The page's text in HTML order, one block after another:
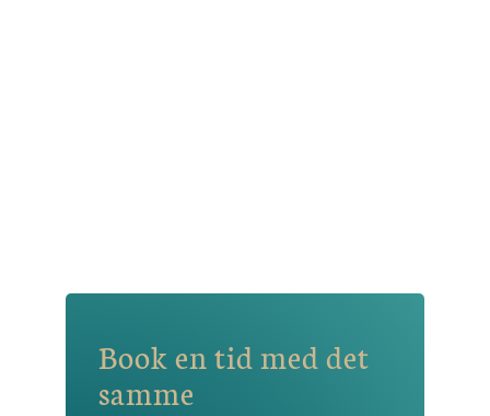
Book en tid med det
samme